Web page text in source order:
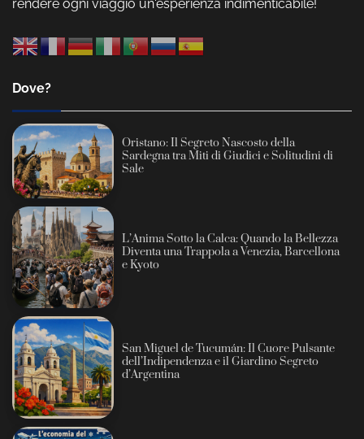
rendere ogni viaggio un'esperienza indimenticabile!
Dove?
Oristano: Il Segreto Nascosto della
Sardegna tra Miti di Giudici e Solitudini di
Sale
L’Anima Sotto la Calca: Quando la Bellezza
Diventa una Trappola a Venezia, Barcellona
e Kyoto
San Miguel de Tucumán: Il Cuore Pulsante
dell’Indipendenza e il Giardino Segreto
d’Argentina